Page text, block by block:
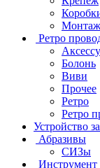
Ретро
Болонь
Виви
Прочее
Ретро
Ретро
Устройство
Абразивы
СИЗы
Инструмент